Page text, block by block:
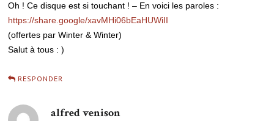
Oh ! Ce disque est si touchant ! – En voici les paroles :
https://share.google/xavMHi06bEaHUWiII
(offertes par Winter & Winter)
Salut à tous : )
RESPONDER
alfred venison